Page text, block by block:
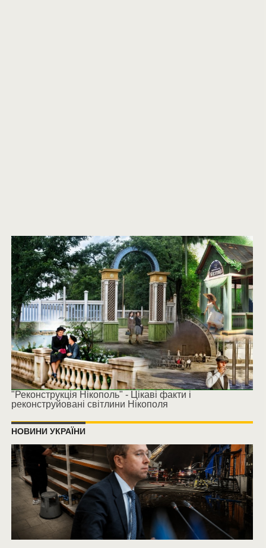
"Реконструкція Нікополь" - Цікаві факти і
реконструйовані світлини Нікополя
НОВИНИ УКРАЇНИ